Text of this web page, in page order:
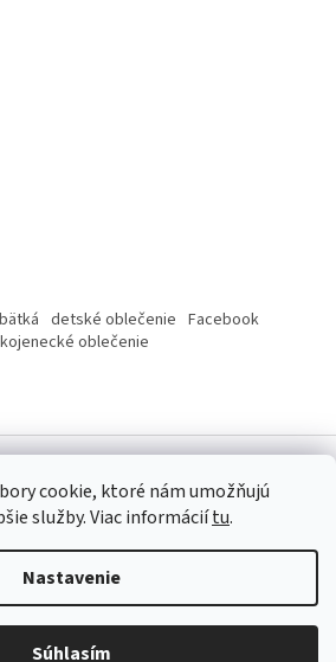
cookie, ktoré nám umožňujú
služby.Viac informáciítu.
Nastavenie
Súhlasím
detské oblečenie Facebook
kojenecké oblečenie